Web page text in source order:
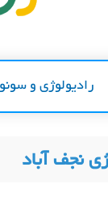
رادیولوژی و
نجف آباد